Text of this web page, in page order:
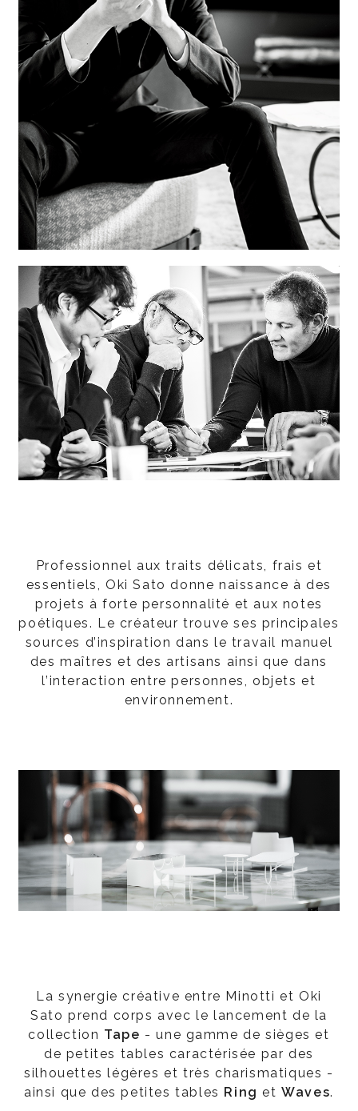
Professionnel aux traits délicats, frais et
essentiels, Oki Sato donne naissance à des
projets à forte personnalité et aux notes
poétiques. Le créateur trouve ses principales
sources d’inspiration dans le travail manuel
des maîtres et des artisans ainsi que dans
l’interaction entre personnes, objets et
environnement.
La synergie créative entre Minotti et Oki
Sato prend corps avec le lancement de la
collection Tape - une gamme de sièges et
de petites tables caractérisée par des
silhouettes légères et très charismatiques -
ainsi que des petites tables Ring etWaves.